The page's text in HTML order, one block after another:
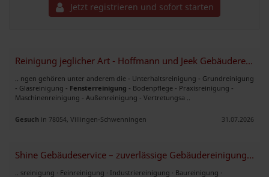
Jetzt registrieren und sofort starten
Reinigung jeglicher Art - Hoffmann und Jeek Gebäudereinigung
.. ngen gehören unter anderem die - Unterhaltsreinigung - Grundreinigung
- Glasreinigung - Fensterreinigung - Bodenpflege - Praxisreinigung -
Maschinenreinigung - Außenreinigung - Vertretungsa ..
Gesuch in 78054, Villingen-Schwenningen 31.07.2026
Shine Gebäudeservice – zuverlässige Gebäudereinigung München Umgebung
.. sreinigung · Feinreinigung · Industriereinigung · Baureinigung ·